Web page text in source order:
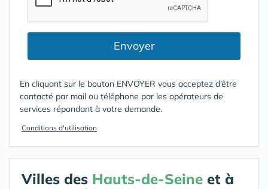
Envoyer
En cliquant sur le bouton ENVOYER vous acceptez d’être
contacté par mail ou téléphone par les opérateurs de
services répondant à votre demande.
Conditions d'utilisation
Villes des Hauts-de-Seine et à